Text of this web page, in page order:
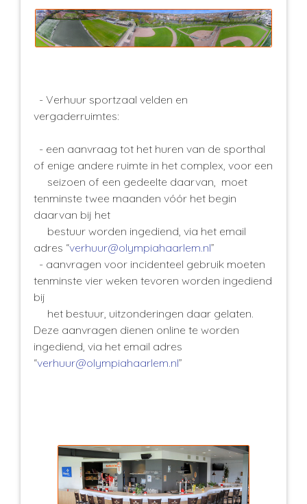
- Verhuur sportzaal velden en
vergaderruimtes:
- een aanvraag tot het huren van de sporthal
of enige andere ruimte in het complex, voor een
seizoen of een gedeelte daarvan, moet
tenminste twee maanden vóór het begin
daarvan bij het
bestuur worden ingediend, via het email
adres “verhuur@olympiahaarlem.nl”
- aanvragen voor incidenteel gebruik moeten
tenminste vier weken tevoren worden ingediend
bij
het bestuur, uitzonderingen daar gelaten.
Deze aanvragen dienen online te worden
ingediend, via het email adres
“verhuur@olympiahaarlem.nl”